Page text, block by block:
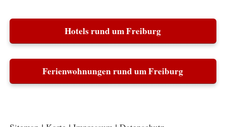
Hotels rund um Freiburg
Ferienwohnungen rund um Freiburg